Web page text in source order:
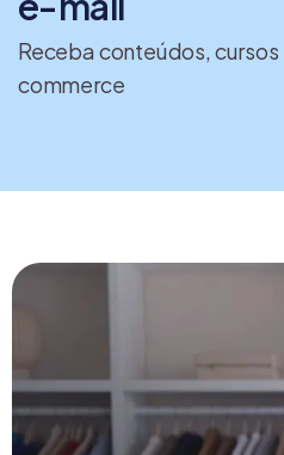
Receba conteúdos,
commerce